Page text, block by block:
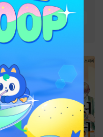
#대형견공 #짝사랑
#미남공 #미인수
집착공
#고수위 # 연하공